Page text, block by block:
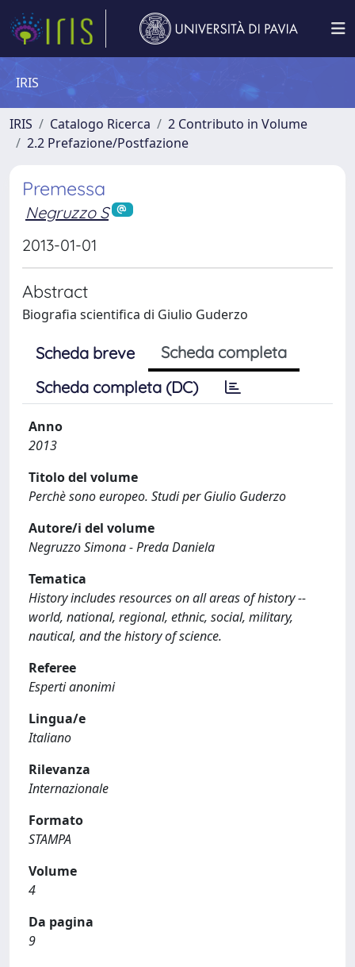
IRIS
IRIS Catalogo Ricerca
2 Contributo in Volume
2.2 Prefazione/Postfazione
Premessa
Negruzzo S
2013-01-01
Abstract
Biografia scientifica di Giulio Guderzo
Scheda breve
Scheda completa
Scheda completa (DC)
Anno
2013
Titolo del volume
Perchè sono europeo. Studi per Giulio Guderzo
Autore/i del volume
Negruzzo Simona - Preda Daniela
Tematica
History includes resources on all areas of history --
world, national, regional, ethnic, social, military,
nautical, and the history of science.
Referee
Esperti anonimi
Lingua/e
Italiano
Rilevanza
Internazionale
Formato
STAMPA
Volume
4
Da pagina
9